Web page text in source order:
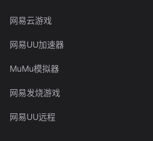
网易云游戏
网易UU加速器
MuMu模拟器
网易发烧游戏
网易UU远程